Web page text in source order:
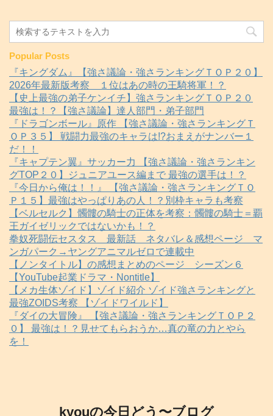
Popular Posts
『キングダム』【強さ議論・強さランキングＴＯＰ２０】
2026年最新版考察 １位はあの時の王騎将軍！？
【史上最強の弟子ケンイチ】強さランキングＴＯＰ２０
最強は！？【強さ議論】達人部門・弟子部門
『ドラゴンボール』原作 【強さ議論・強さランキングＴ
ＯＰ３５】 戦闘力最強のキャラは!?おまえがナンバー１
だ！！
『キャプテン翼』サッカー力 【強さ議論・強さランキン
グTOP２０】ジュニアユース編まで 最強の選手は！？
『今日から俺は！！』 【強さ議論・強さランキングＴＯ
Ｐ１５】最強はやっぱりあの人！？別枠キャラも考察
【ベルセルク】髑髏の騎士の正体を考察：髑髏の騎士＝覇
王ガイゼリックではないかも！？
拳奴死闘伝セスタス 最新話 ネタバレ＆感想ページ マ
ンガパーク→ヤングアニマルゼロで連載中
【ノンタイトル】の感想まとめのページ シーズン６
【YouTube起業ドラマ・Nontitle】
【メカ生体ゾイド】ゾイド紹介 ゾイド強さランキングと
最強ZOIDS考察 【ゾイドワイルド】
『ダイの大冒険』 【強さ議論・強さランキングＴＯＰ２
０】 最強は！？見せてもらおうか…真の竜の力とやら
を！
kyouの今日どう〜ブログ